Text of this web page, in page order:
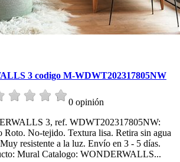
3 codigo M-WDWT202317805NW
0 opinión
3, ref. WDWT202317805NW:
Roto. No-tejido. Textura lisa. Retira sin agua
resistente a la luz. Envío en 3 - 5 días.
Mural Catalogo: WONDERWALLS...